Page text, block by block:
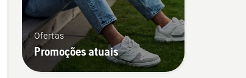
seus colegas estão, agora, a
trabalhar de forma mais
inteligente, utilizando
melhores técnicas de
trabalho e a trabalhar com
Ofertas
Promoções atuais